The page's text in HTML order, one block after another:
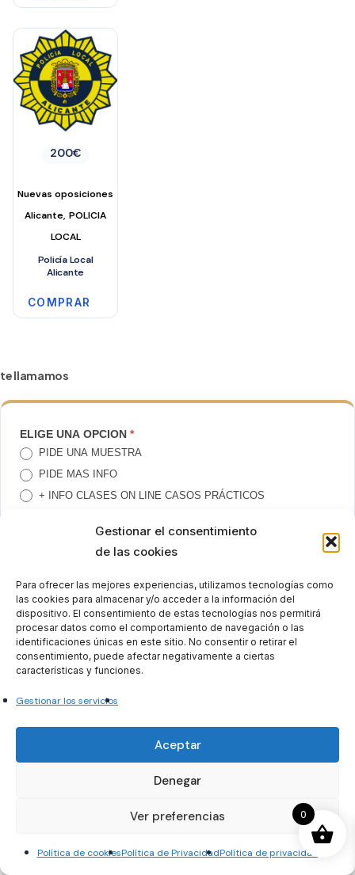
Gestionar el consentimiento
de las cookies
Para ofrecer las mejores experiencias, utilizamos tecnologías como
las cookies para almacenar y/o acceder a la información del
dispositivo. El consentimiento de estas tecnologías nos permitirá
procesar datos como el comportamiento de navegación o las
identificaciones únicas en este sitio. No consentir o retirar el
consentimiento, puede afectar negativamente a ciertas
características y funciones.
Gestionar los servicios
Aceptar
Denegar
Ver preferencias
Política de cookiesPolítica de PrivacidadPolítica de privacidad
200€
Nuevas oposiciones
Alicante,POLICIA
LOCAL
Policía Local
Alicante
COMPRAR
te llamamos
TE
LLAMAMOS
ELIGE UNA OPCION *
PIDE UNA MUESTRA
PIDE MAS INFO
+ INFO CLASES ON LINE CASOS PRÁCTICOS
Correo electrónico*
DINOS QUÉ OPOSICIÓN TE INTERESA Y LO QUE
0